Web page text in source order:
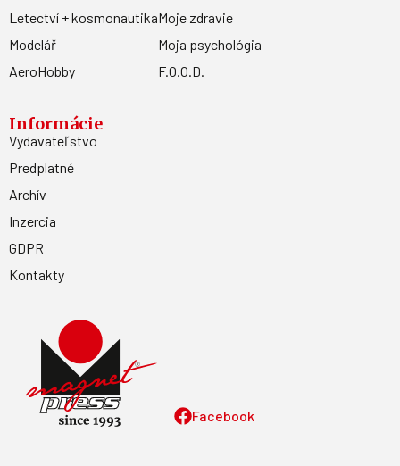
Facebook
Letectví + kosmonautika
Modelář
AeroHobby
Moje zdravie
Moja psychológia
F.O.O.D.
Informácie
Vydavateľstvo
Predplatné
Archív
Inzercia
GDPR
Kontakty